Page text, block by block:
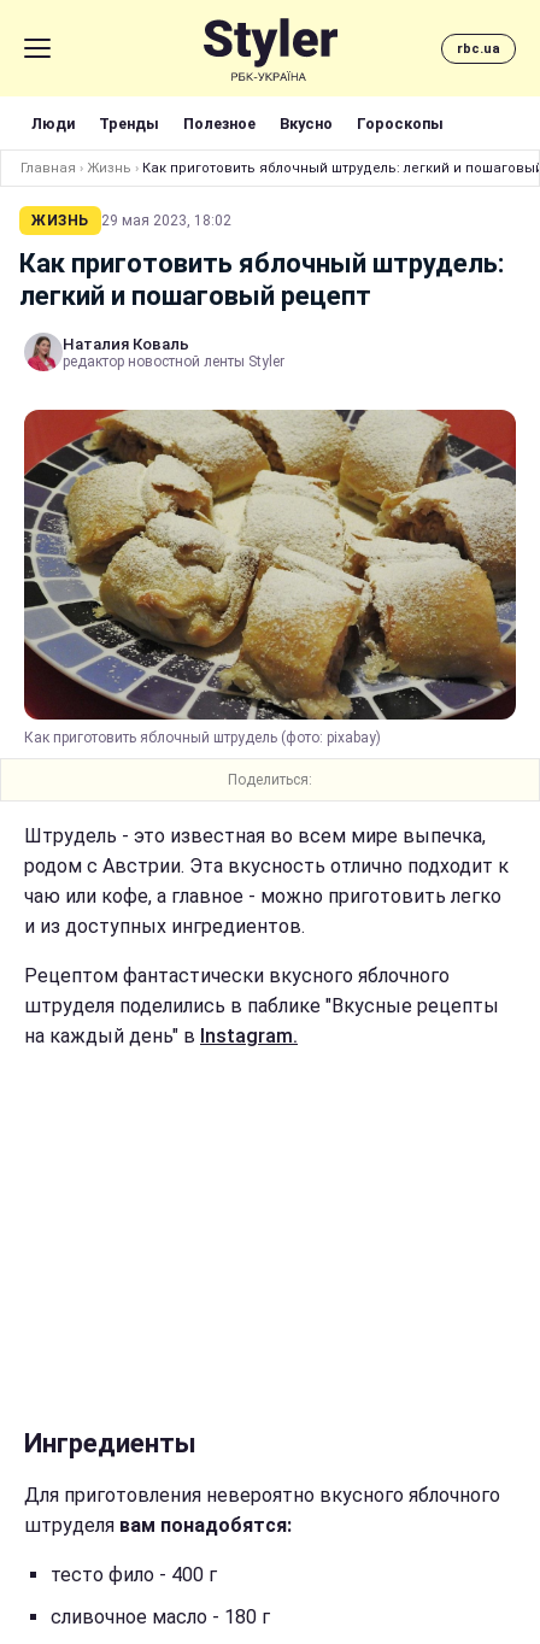
rbc.ua
Люди Тренды Полезное Вкусно Гороскопы
Главная › Жизнь › Как приготовить яблочный штрудель: легкий и
ЖИЗНЬ 29 мая 2023, 18:02
Как приготовить яблочный штрудель:
легкий и пошаговый рецепт
Наталия Коваль
редактор новостной ленты Styler
Как приготовить яблочный штрудель (фото: pixabay)
Поделиться:
Штрудель - это известная во всем мире выпечка,
родом с Австрии. Эта вкусность отлично подходит к
чаю или кофе, а главное - можно приготовить легко
и из доступных ингредиентов.
Рецептом фантастически вкусного яблочного
штруделя поделились в паблике "Вкусные рецепты
на каждый день" в Instagram.
Ингредиенты
Для приготовления невероятно вкусного яблочного
штруделя вам понадобятся:
тесто фило - 400 г
сливочное масло - 180 г